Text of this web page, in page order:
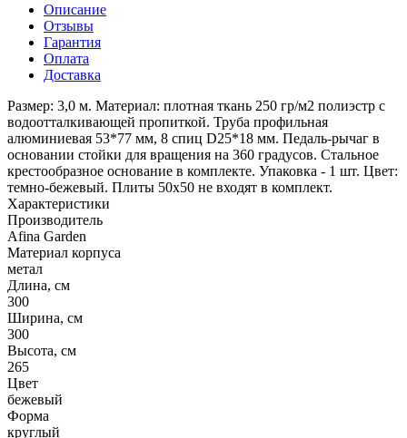
Описание
Отзывы
Гарантия
Оплата
Доставка
Размер: 3,0 м. Материал: плотная ткань 250 гр/м2 полиэстр с
водоотталкивающей пропиткой. Труба профильная
алюминиевая 53*77 мм, 8 спиц D25*18 мм. Педаль-рычаг в
основании стойки для вращения на 360 градусов. Стальное
крестообразное основание в комплекте. Упаковка - 1 шт. Цвет:
темно-бежевый. Плиты 50x50 не входят в комплект.
Характеристики
Производитель
Afina Garden
Материал корпуса
метал
Длина, см
300
Ширина, см
300
Высота, см
265
Цвет
бежевый
Форма
круглый